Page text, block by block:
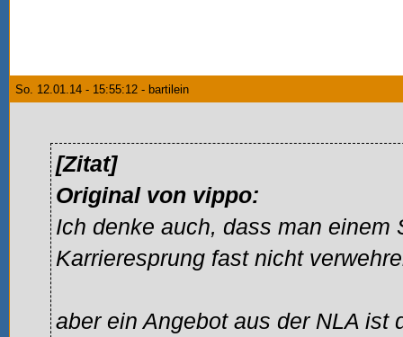
So. 12.01.14 - 15:55:12 - bartilein
[Zitat]
Original von vippo:
Ich denke auch, dass man einem
Karrieresprung fast nicht
aber ein Angebot aus der NLA ist